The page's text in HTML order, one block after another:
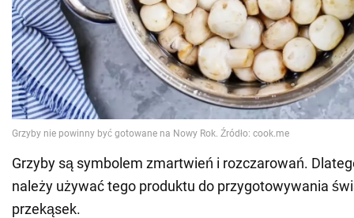
Grzyby są symbolem zmartwień i rozczarowań.
należy używać tego produktu do przygotowywania
przekąsek.